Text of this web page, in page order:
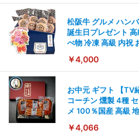
松阪牛 グルメ ハン
誕生日プレゼント
べ物 冷凍 高級 内祝
￥4,000
お中元 ギフト 【TV
コーチン 燻製 4種
メ 100％国産 高級
R
￥4,066